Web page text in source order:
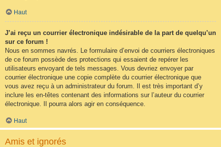
Haut
J’ai reçu un courrier électronique indésirable de la part de quelqu’un
sur ce forum !
Nous en sommes navrés. Le formulaire d’envoi de courriers électroniques
de ce forum possède des protections qui essaient de repérer les
utilisateurs envoyant de tels messages. Vous devriez envoyer par
courrier électronique une copie complète du courrier électronique que
vous avez reçu à un administrateur du forum. Il est très important d’y
inclure les en-têtes contenant des informations sur l’auteur du courrier
électronique. Il pourra alors agir en conséquence.
Haut
Amis et ignorés